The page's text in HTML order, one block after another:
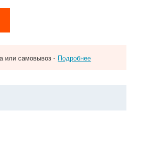
или самовывоз - Подробнее